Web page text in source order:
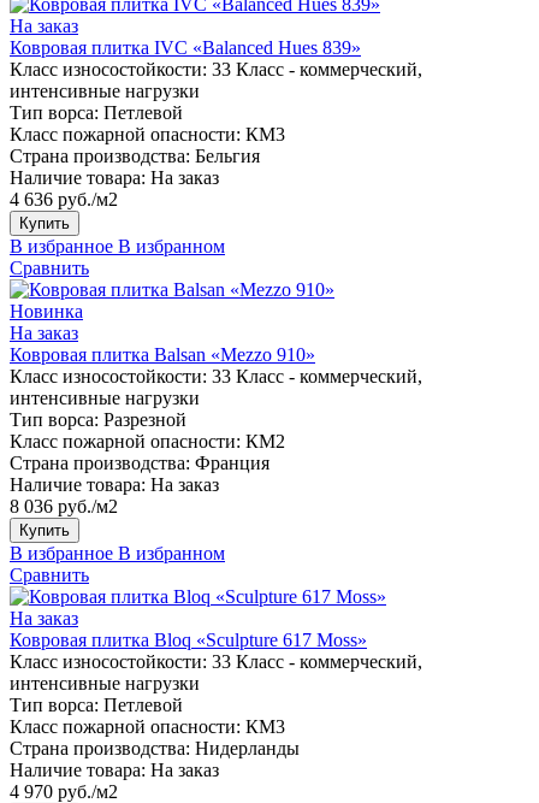
На заказ
Ковровая плитка IVC «Balanced Hues 839»
Класс износостойкости: 33 Класс - коммерческий,
интенсивные нагрузки
Тип ворса: Петлевой
Класс пожарной опасности: КМ3
Страна производства: Бельгия
Наличие товара: На заказ
4 636 руб./м2
Купить
В избранное В избранном
Сравнить
Новинка
На заказ
Ковровая плитка Balsan «Mezzo 910»
Класс износостойкости: 33 Класс - коммерческий,
интенсивные нагрузки
Тип ворса: Разрезной
Класс пожарной опасности: КМ2
Страна производства: Франция
Наличие товара: На заказ
8 036 руб./м2
Купить
В избранное В избранном
Сравнить
На заказ
Ковровая плитка Bloq «Sculpture 617 Moss»
Класс износостойкости: 33 Класс - коммерческий,
интенсивные нагрузки
Тип ворса: Петлевой
Класс пожарной опасности: КМ3
Страна производства: Нидерланды
Наличие товара: На заказ
4 970 руб./м2